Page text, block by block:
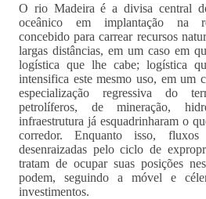
O rio Madeira é a divisa central
oceânico em implantação na
concebido para carrear recursos
largas distâncias, em um caso em
logística que lhe cabe; logística
intensifica este mesmo uso, em um
especialização regressiva do
petrolíferos, de mineração,
infraestrutura já esquadrinharam o
corredor. Enquanto isso, fluxos
desenraizadas pelo ciclo de
tratam de ocupar suas posições
podem, seguindo a móvel e
investimentos.